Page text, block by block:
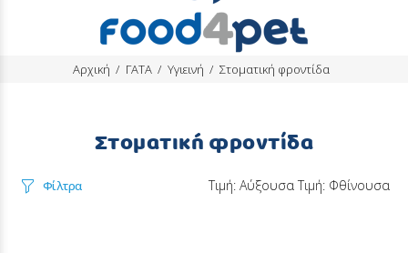
Αρχική ΓΑΤΑ Υγιεινή Στοματική φροντίδα
Στοματική φροντίδα
Φίλτρα Τιμή: Αύξουσα Τιμή: Φθίνουσα